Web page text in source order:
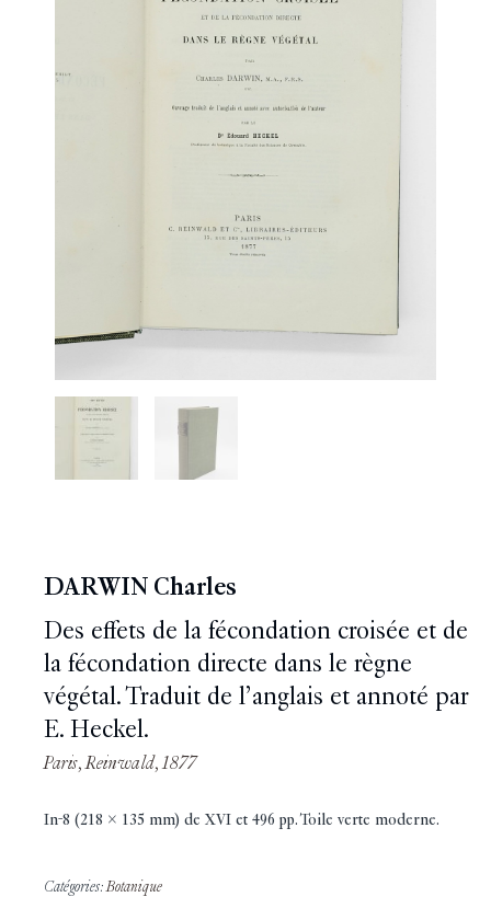
DARWIN Charles
Des effets de la fécondation croisée et de
la fécondation directe dans le règne
végétal. Traduit de l’anglais et annoté par
E. Heckel.
Paris, Reinwald, 1877
In-8 (218 x 135 mm) de XVI et 496 pp. Toile verte moderne.
Catégories:Botanique